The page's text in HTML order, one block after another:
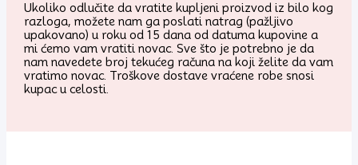
Ukoliko odlučite da vratite kupljeni proizvod iz bilo kog
razloga, možete nam ga poslati natrag (pažljivo
upakovano) u roku od 15 dana od datuma kupovine a
mi ćemo vam vratiti novac. Sve što je potrebno je da
nam navedete broj tekućeg računa na koji želite da vam
vratimo novac. Troškove dostave vraćene robe snosi
kupac u celosti.